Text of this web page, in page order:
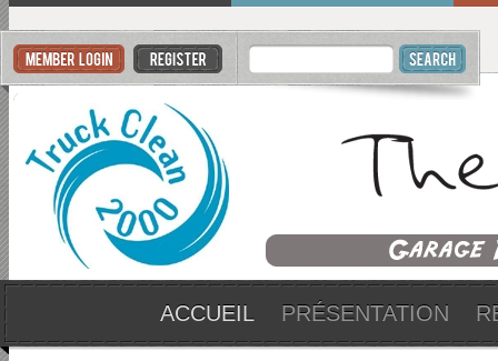
ACCUEIL PRÉSENTATION